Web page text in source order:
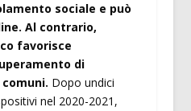
sociale e può
Al contrario,
favorisce
di
Dopo undici
nel 2020-2021,